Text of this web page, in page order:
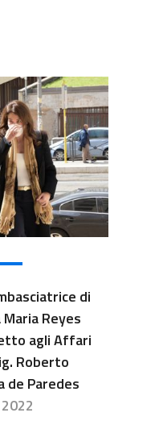
di
Maria Reyes
agli Affari
Roberto
de Paredes